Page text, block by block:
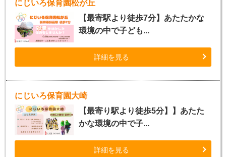
にじいろ保育園松が丘
【最寄駅より徒歩7分】あたたかな
環境の中で子ども...
詳細を見る
にじいろ保育園大崎
【最寄り駅より徒歩5分】】あたた
かな環境の中で子...
詳細を見る